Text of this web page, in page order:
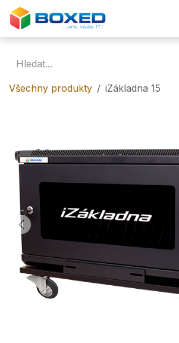
Přejít na obsah
Všechny produkty iZákladna 15